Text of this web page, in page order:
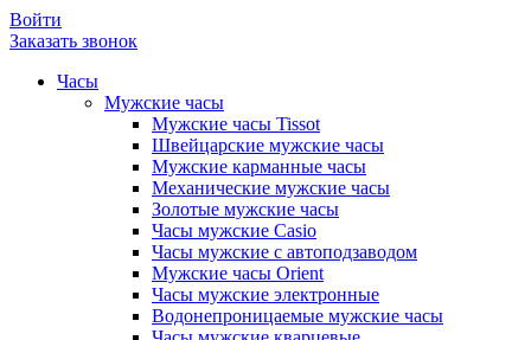
Войти
Заказать звонок
Часы
Мужские часы
Мужские часы Tissot
Швейцарские мужские часы
Мужские карманные часы
Механические мужские часы
Золотые мужские часы
Часы мужские Casio
Часы мужские с автоподзаводом
Мужские часы Orient
Часы мужские электронные
Водонепроницаемые мужские часы